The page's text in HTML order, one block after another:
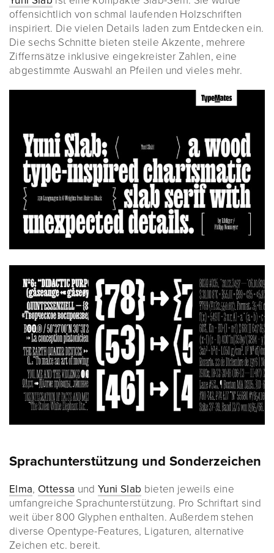
offensichtlich von schmal laufenden Holzschriften
inspiriert. Die vielen Details laden zum Entdecken ein.
Die sechs Schnitte bieten steile Akzente, mehrere
Ziffernsätze inklusive eingekreister Zahlen, eine
abgestimmte Auswahl an Pfeilen und vieles mehr.
Sprachunterstützung und Sonderzeichen
Elma, Ottessa undYuni Slab bieten jeweils eine
umfangreiche Sprachunterstützung. Pro Schriftart sind
weit über 800 Glyphen enthalten. Außerdem stehen
diverse Opentype-Features, Ligaturen, alternative
Zeichen etc. bereit.